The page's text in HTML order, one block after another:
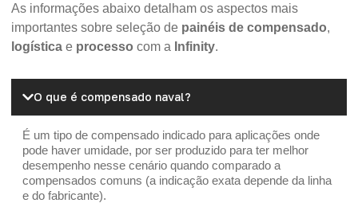
As informações abaixo detalham os aspectos mais
importantes sobre seleção de painéis de compensado,
logística e processo com a Infinity.
O que é compensado naval?
É um tipo de compensado indicado para aplicações onde
pode haver umidade, por ser produzido para ter melhor
desempenho nesse cenário quando comparado a
compensados comuns (a indicação exata depende da linha
e do fabricante).